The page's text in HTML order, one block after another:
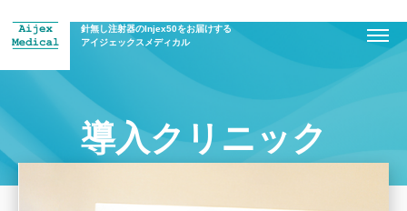
針無し注射器のInjex50をお届けする
アイジェックスメディカル
導入クリニック